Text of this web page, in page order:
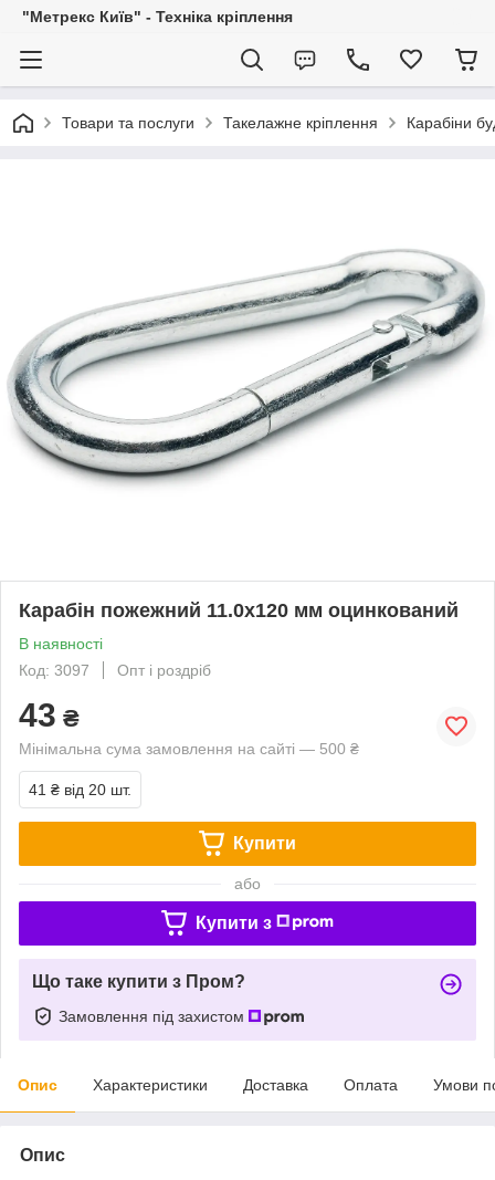
"Метрекс Київ" - Техніка кріплення
Товари та послуги Такелажне кріплення Карабіни
Карабін пожежний 11.0х120 мм оцинкований
В наявності
Код: 3097
Опт і роздріб
43 ₴
Мінімальна сума замовлення на сайті — 500 ₴
41 ₴ від 20 шт.
Купити
або
Купити з
Що таке купити з Пром?
Замовлення під захистом
Опис Характеристики Доставка Оплата Умови
Опис